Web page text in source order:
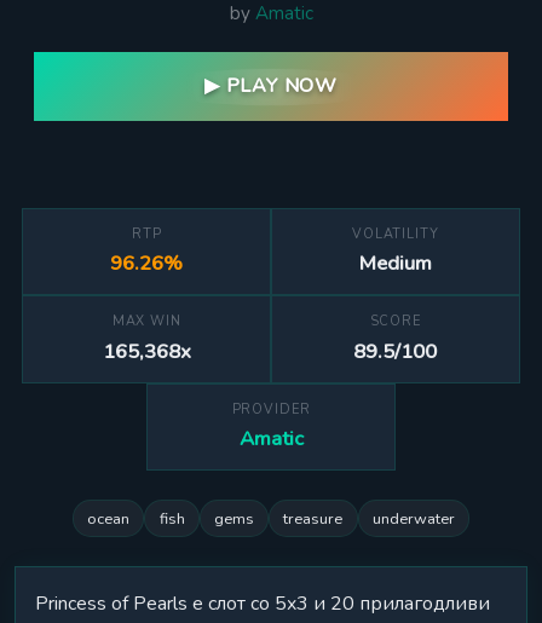
by Amatic
▶ PLAY NOW
RTP
96.26%
VOLATILITY
Medium
MAX WIN
165,368x
SCORE
89.5/100
PROVIDER
Amatic
ocean fish gems treasure underwater
Princess of Pearls е слот со 5x3 и 20 прилагодливи